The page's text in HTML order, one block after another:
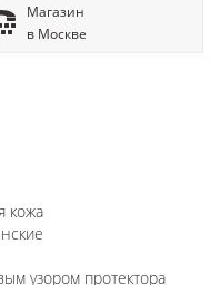
Магазин
в Москве
кожа
узором протектора